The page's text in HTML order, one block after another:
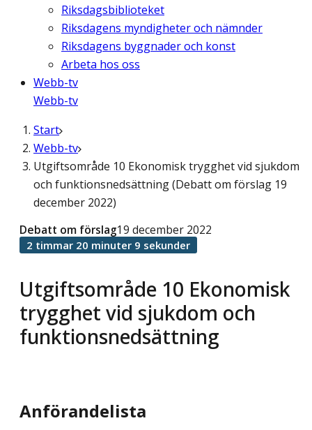
Riksdagsbiblioteket
Riksdagens myndigheter och nämnder
Riksdagens byggnader och konst
Arbeta hos oss
Webb-tv
Webb-tv
Start
Webb-tv
Utgiftsområde 10 Ekonomisk trygghet vid sjukdom
och funktionsnedsättning (Debatt om förslag 19
december 2022)
Utgiftsområde 10 Ekonomisk
trygghet vid sjukdom och
funktionsnedsättning
Debatt om förslag19 december 2022
2 timmar 20 minuter 9 sekunder
Anförandelista